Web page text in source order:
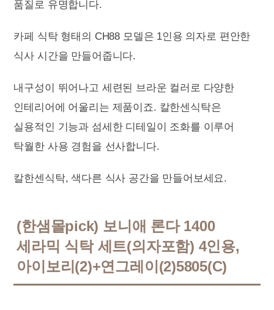
품질로 유명합니다.
카페 식탁 형태의 CH88 모델은 1인용 의자로 편안한
식사 시간을 만들어줍니다.
내구성이 뛰어나고 세련된 브라운 컬러로 다양한
인테리어에 어울리는 제품이죠. 칼한센식탁은
실용적인 기능과 섬세한 디테일이 조화를 이루어
탁월한 사용 경험을 선사합니다.
칼한센식탁, 색다른 식사 공간을 만들어보세요.
(한샘몰pick) 보니애 론다 1400
세라믹 식탁 세트(의자포함) 4인용,
아이보리(2)+연그레이(2)5805(C)